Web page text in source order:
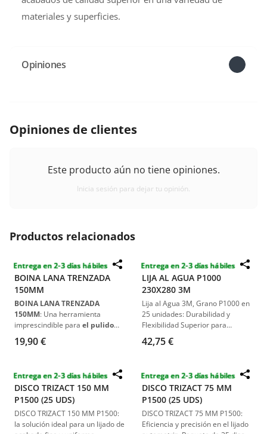
materiales y superficies.
Opiniones
Opiniones de clientes
Este producto aún no tiene opiniones.
Inicia sesión para dejar tu opinión.
Productos relacionados
Entrega en 2-3 días hábiles
BOINA LANA TRENZADA
150MM
BOINA LANA TRENZADA
150MM: Una herramienta
imprescindible para el pulido
profesional
proporcionar
poliéster. Su tamaño de150
mm y compatibilidad con
platos de velcro de hasta 125
mmla convierten en una opción
versátilparadetallistas y
19,90 €
Entrega en 2-3 días hábiles
LIJA AL AGUA P1000
230X280 3M
Lija al Agua 3M, Grano P1000 en
25 unidades: Durabilidad y
Flexibilidad Superior para
Reparación Automotriz.
42,75 €
Entrega en 2-3 días hábiles
DISCO TRIZACT 150 MM
P1500 (25 UDS)
DISCO TRIZACT 150 MM P1500:
la solución ideal para un lijado de
Entrega en 2-3 días hábiles
DISCO TRIZACT 75 MM
P1500 (25 UDS)
DISCO TRIZACT 75 MM P1500:
Eficiencia y precisión en el lijado